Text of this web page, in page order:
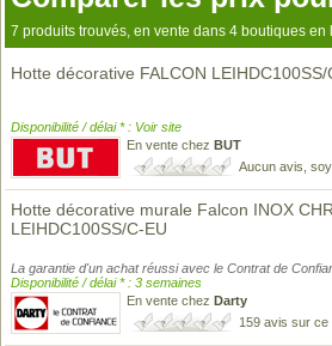
7 produits trouvés, en vente dans 4 boutiques en
Hotte décorative FALCON
Disponibilité / délai * : Voir site
En vente chez BUT
Aucun avis,
Hotte décorative murale Falcon INOX
LEIHDC100SS/C-EU
La garantie d'un achat réussi avec le Contrat de
Disponibilité / délai * : 3 semaines
En vente chez Darty
159 avis sur ce